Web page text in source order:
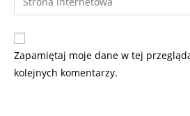
Zapamiętaj moje dane w tej
kolejnych komentarzy.